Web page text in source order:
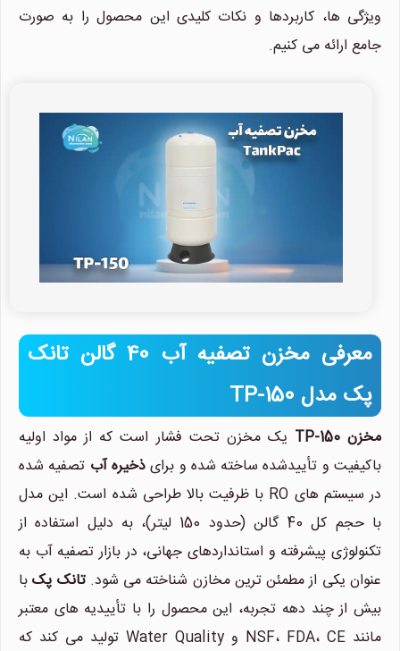
ویژگی ها، کاربردها و نکات کلیدی این محصول را به صورت
جامع ارائه می کنیم.
معرفی مخزن تصفیه آب 40 گالن تانک
پک مدل TP-150
مخزن TP-150
یک مخزن تحت فشار است که از مواد اولیه
باکیفیت و تأییدشده ساخته شده و برایذخیره آب تصفیه شده
در سیستم های RO با ظرفیت بالا طراحی شده است. این مدل
با حجم کل 40 گالن (حدود 150 لیتر)، به دلیل استفاده از
تکنولوژی پیشرفته و استانداردهای جهانی، در بازار تصفیه آب به
عنوان یکی از مطمئن ترین مخازن شناخته می شود.تانک پکبا
بیش از چند دهه تجربه، این محصول را با تأییدیه های معتبر
مانند NSF، FDA، CE و Water Quality تولید می کند که